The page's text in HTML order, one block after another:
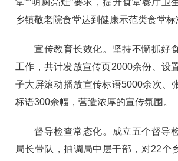
堂”“明厨亮灶”要求，提升食堂餐厅卫
乡镇敬老院食堂达到健康示范类食堂标
宣传教育长效化。坚持不懈抓好
工作，共计发放宣传页2000余份、设
子大屏滚动播放宣传标语5000余次、
标语300余幅，营造浓厚的宣传氛围。
督导检查常态化。成立五个督导
局长带队，抽调局中层干部，对22个